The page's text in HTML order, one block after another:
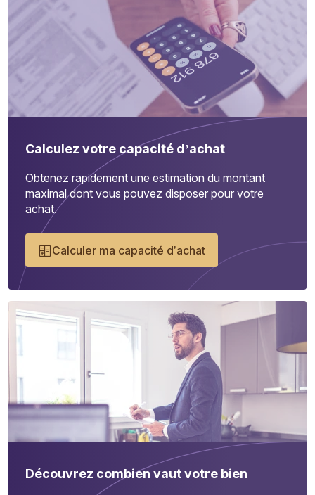
Calculez votre capacité d’achat
Obtenez rapidement une estimation du montant
maximal dont vous pouvez disposer pour votre
achat.
Calculer ma capacité d’achat
Découvrez combien vaut votre bien